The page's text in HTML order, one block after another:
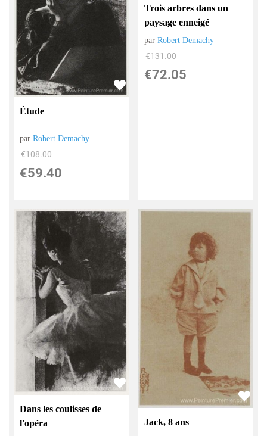
Étude
parRobert Demachy
€108.00
€59.40
Trois arbres dans un
paysage enneigé
parRobert Demachy
€131.00
€72.05
Dans les coulisses de
l'opéra
Jack, 8 ans